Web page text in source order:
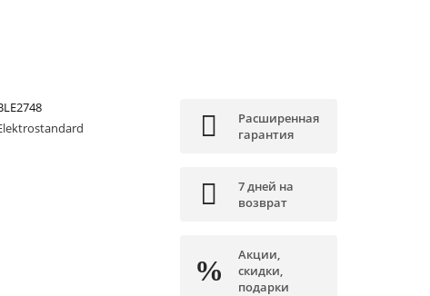
Расширенная
гарантия
7 дней на
возврат
Акции,
скидки,
подарки